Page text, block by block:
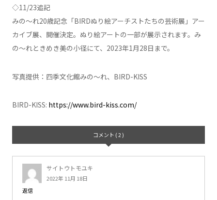
◇11/23追記
みの～れ20歳記念「BIRDぬり絵アーチストたちの芸術展」アー
カイブ展、開催決定。ぬり絵アートの一部が展示されます。み
の～れときめき美の小径にて、2023年1月28日まで。
写真提供：四季文化館みの～れ、BIRD-KISS
BIRD-KISS: https://www.bird-kiss.com/
コメント ( 2 )
サイトウトモユキ
2022年 11月 18日
返信